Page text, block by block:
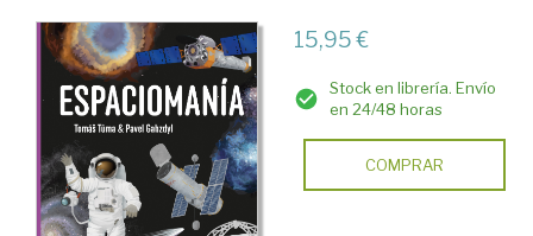
15,95 €
Stock en librería. Envío
en 24/48 horas
COMPRAR